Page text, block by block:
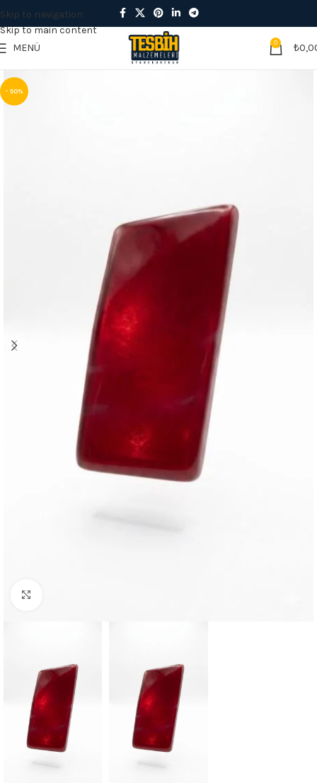
Skip to navigation
Skip to main content
MENÜ
0 ₺
- 50%